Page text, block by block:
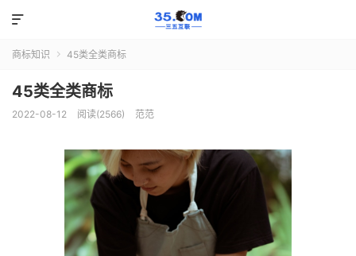

商标知识  45类全类商标
45类全类商标
2022-08-12 阅读(2566) 范范